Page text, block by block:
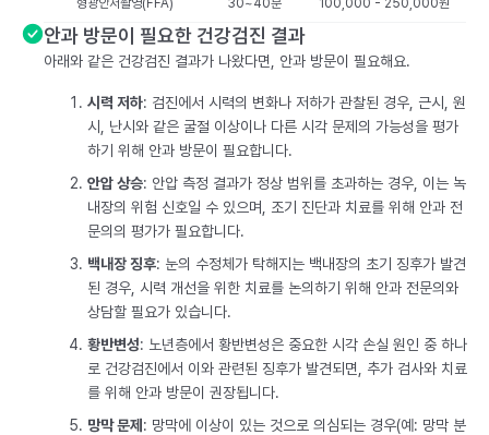
형광안저촬영(FFA) 30~40분 100,000 - 250,000원
안과 방문이 필요한 건강검진 결과
아래와 같은 건강검진 결과가 나왔다면, 안과 방문이 필요해요.
시력 저하: 검진에서 시력의 변화나 저하가 관찰된 경우, 근시, 원
시, 난시와 같은 굴절 이상이나 다른 시각 문제의 가능성을 평가
하기 위해 안과 방문이 필요합니다.
안압 상승: 안압 측정 결과가 정상 범위를 초과하는 경우, 이는 녹
내장의 위험 신호일 수 있으며, 조기 진단과 치료를 위해 안과 전
문의의 평가가 필요합니다.
백내장 징후: 눈의 수정체가 탁해지는 백내장의 초기 징후가 발견
된 경우, 시력 개선을 위한 치료를 논의하기 위해 안과 전문의와
상담할 필요가 있습니다.
황반변성: 노년층에서 황반변성은 중요한 시각 손실 원인 중 하나
로 건강검진에서 이와 관련된 징후가 발견되면, 추가 검사와 치료
를 위해 안과 방문이 권장됩니다.
망막 문제 : 망막에 이상이 있는 것으로 의심되는 경우(예: 망막 분